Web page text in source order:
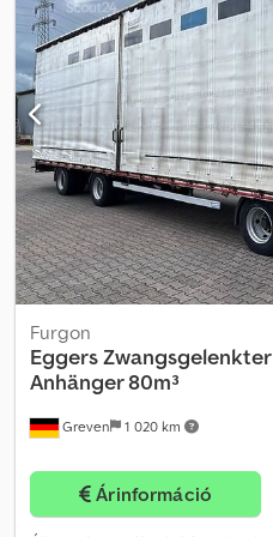
Greven 1 020 km
Furgon
Eggers
Anhänger 80m³
Árinformáció